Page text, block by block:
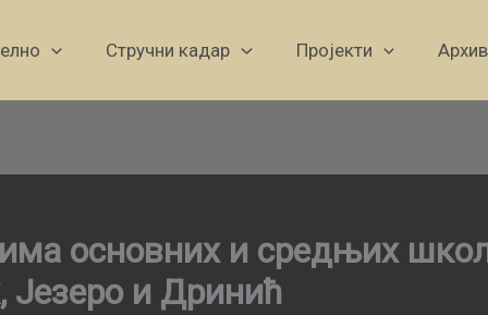
Стручни кадар Пројекти
основних и средњих
и Дринић